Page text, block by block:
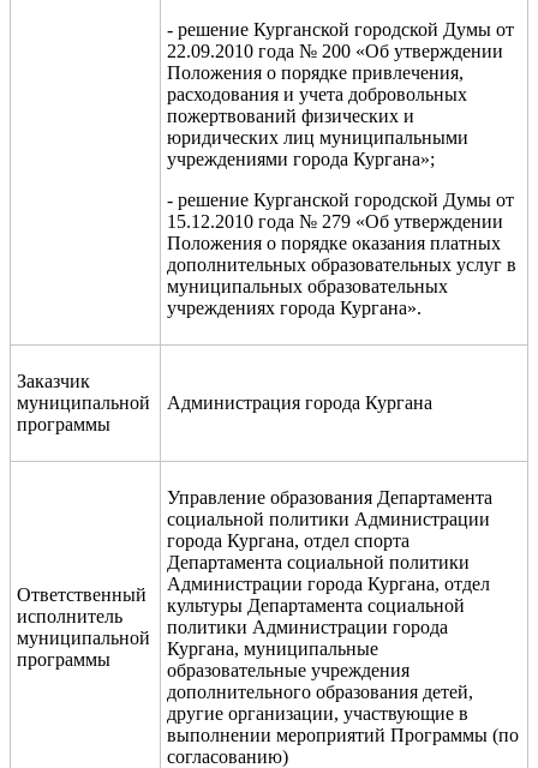
- решение Курганской городской Думы от
22.09.2010 года № 200 «Об утверждении
Положения о порядке привлечения,
расходования и учета добровольных
пожертвований физических и
юридических лиц муниципальными
учреждениями города Кургана»;
- решение Курганской городской Думы от
15.12.2010 года № 279 «Об утверждении
Положения о порядке оказания платных
дополнительных образовательных услуг в
муниципальных образовательных
учреждениях города Кургана».
Заказчик
муниципальной
программы
Администрация города Кургана
Ответственный
исполнитель
муниципальной
программы
Управление образования Департамента
социальной политики Администрации
города Кургана, отдел спорта
Департамента социальной политики
Администрации города Кургана, отдел
культуры Департамента социальной
политики Администрации города
Кургана, муниципальные
образовательные учреждения
дополнительного образования детей,
другие организации, участвующие в
выполнении мероприятий Программы (по
согласованию)